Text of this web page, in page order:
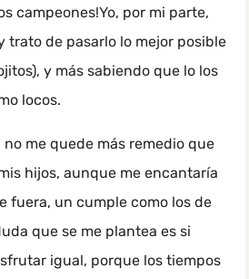
campeones!Yo, por mi parte,
trato de pasarlo lo mejor posible
y más sabiendo que lo los
locos.
me quede más remedio que
hijos, aunque me encantaría
fuera, un cumple como los de
que se me plantea es si
igual, porque los tiempos